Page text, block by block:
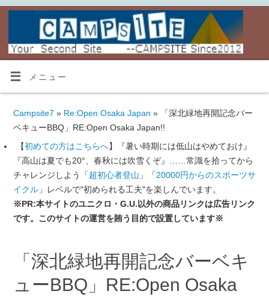
メニュー
Campsite7 » Re:Open Osaka Japan » 「深北緑地再開記念バー
ベキューBBQ」RE:Open Osaka Japan!!
【初めての方はこちらへ】『暑い時期には低山はやめておけ』
『高山は夏でも20°、春秋には吹雪くぞ』……常識を拾ってから
チャレンジしよう「超初心者登山 」「20000円からのスポーツサ
イクル」レベルで"初められる工夫"を楽しんでいます。
※PR:本サイトのユニクロ・G.U.以外の商品リンクは広告リンク
です。このサイトの運営を賄う目的で設置しています※
「深北緑地再開記念バーベキ
ューBBQ」RE:Open Osaka